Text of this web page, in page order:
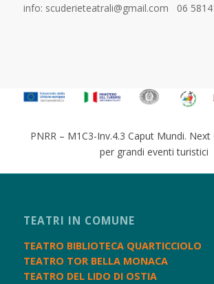
info: scuderieteatrali@gmail.com 06
PNRR – M1C3-Inv.4.3 Caput Mundi.
per grandi eventi turistici
TEATRI IN COMUNE
TEATRO BIBLIOTECA QUARTICCIOLO
TEATRO TOR BELLA MONACA
TEATRO DEL LIDO DI OSTIA